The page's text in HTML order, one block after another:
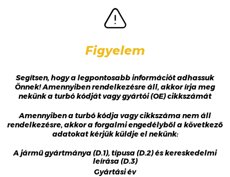
Figyelem
Segítsen, hogy a legpontosabb információt adhassuk
Önnek! Amennyiben rendelkezésre áll, akkor írja meg
nekünk a turbó kódját vagy gyártói (OE) cikkszámát
Amennyiben a turbó kódja vagy cikkszáma nem áll
rendelkezésre, akkor a forgalmi engedélyből a következő
adatokat kérjük küldje el nekünk:
A jármű gyártmánya (D.1), típusa (D.2) és kereskedelmi
leírása (D.3)
Gyártási év